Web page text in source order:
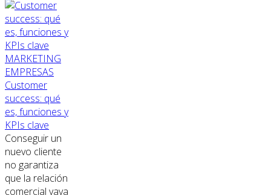
MARKETING
EMPRESAS
Customer
success: qué
es, funciones y
KPIs clave
Conseguir un
nuevo cliente
no garantiza
que la relación
comercial vaya